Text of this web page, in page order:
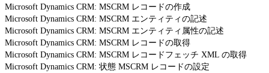
Microsoft Dynamics CRM: MSCRM レコードの作成
Microsoft Dynamics CRM: MSCRM エンティティの記述
Microsoft Dynamics CRM: MSCRM エンティティ属性の記述
Microsoft Dynamics CRM: MSCRM レコードの取得
Microsoft Dynamics CRM: MSCRM レコードフェッチ XML の取得
Microsoft Dynamics CRM: 状態 MSCRM レコードの設定